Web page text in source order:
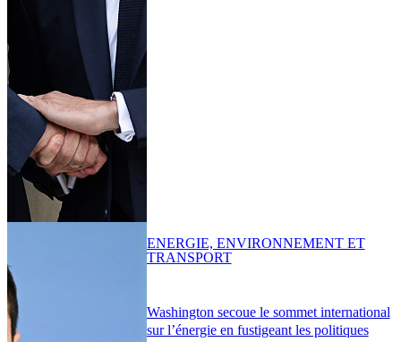
Washington secoue le sommet international
sur l’énergie en fustigeant les politiques
ENERGIE, ENVIRONNEMENT ET
TRANSPORT